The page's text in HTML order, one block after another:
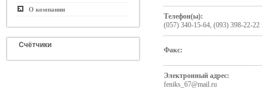
О компании
Счётчики
Телефон(ы):
(057) 340-15-64, (093) 398-22-22
Факс:
Электронный адрес:
feniks_67@mail.ru